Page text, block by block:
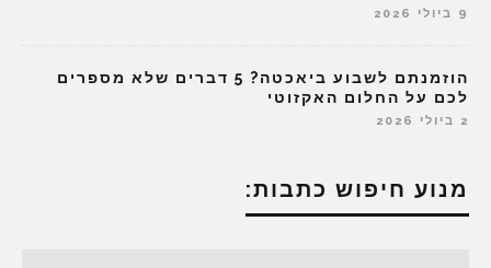
9 ביולי 2026
הוזמנתם לשבוע ביאכטה? 5 דברים שלא מספרים
לכם על החלום האקזוטי
2 ביולי 2026
מנוע חיפוש כתבות: